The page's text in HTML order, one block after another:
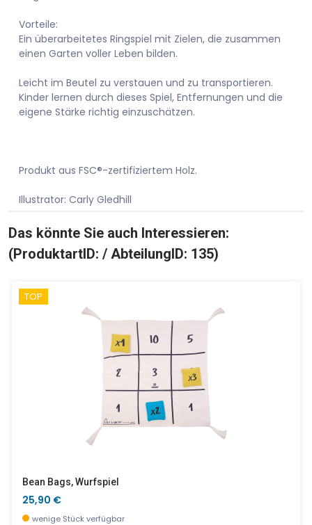
Vorteile:
Ein überarbeitetes Ringspiel mit Zielen, die zusammen
einen Garten voller Leben bilden.
Leicht im Beutel zu verstauen und zu transportieren.
Kinder lernen durch dieses Spiel, Entfernungen und die
eigene Stärke richtig einzuschätzen.
Produkt aus FSC®-zertifiziertem Holz.
Illustrator: Carly Gledhill
Das könnte Sie auch Interessieren:
(ProduktartID: / AbteilungID: 135)
TOP
Bean Bags, Wurfspiel
25,90 €
wenige Stück verfügbar